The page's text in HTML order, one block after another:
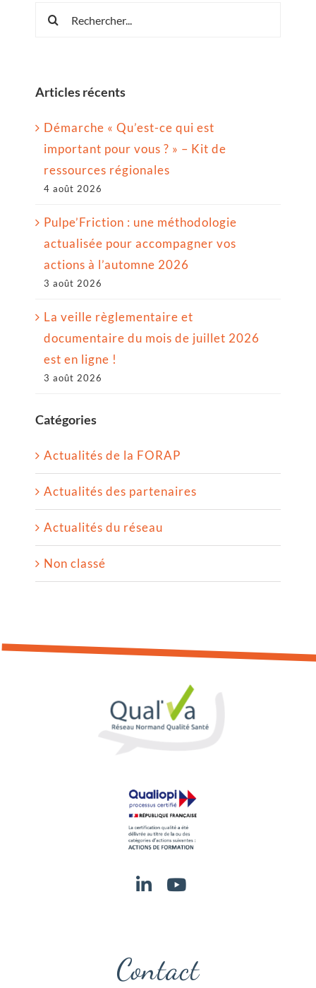
Rechercher:
Articles récents
Démarche « Qu’est-ce qui est
important pour vous ? » – Kit de
ressources régionales
4 août 2026
Pulpe’Friction : une méthodologie
actualisée pour accompagner vos
actions à l’automne 2026
3 août 2026
La veille règlementaire et
documentaire du mois de juillet 2026
est en ligne !
3 août 2026
Catégories
Actualités de la FORAP
Actualités des partenaires
Actualités du réseau
Non classé
Contact